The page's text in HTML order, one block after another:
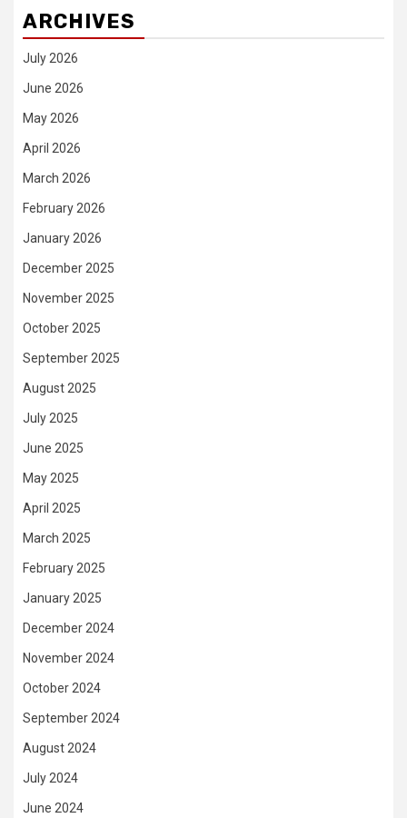
ARCHIVES
July 2026
June 2026
May 2026
April 2026
March 2026
February 2026
January 2026
December 2025
November 2025
October 2025
September 2025
August 2025
July 2025
June 2025
May 2025
April 2025
March 2025
February 2025
January 2025
December 2024
November 2024
October 2024
September 2024
August 2024
July 2024
June 2024